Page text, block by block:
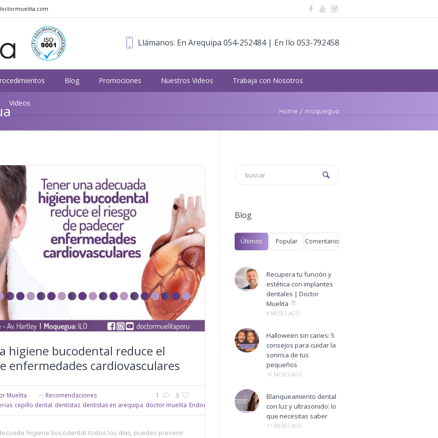
Llámanos: En Arequipa 054-252484 | En Ilo 053-792458
Blog Promociones Nuestros Videos Trabaja con Nosotros
Videos
Home / moquegua
higiene bucodental reduce el
enfermedades cardiovasculares
1 3
Muelita In Recomendaciones
cepillo dental dentistas dentistas en arequipa doctor muelita Endocarditis enfermedades cardiovasculares,enjuague bucal
higiene bucodental todos los días, puedes prevenir
Blog
Últimos Popular Comentarios
Recupera tu función y
estética con implantes
dentales | Doctor
Muelita
9 MESES AGO
Halloween sin caries: 5
consejos para cuidar la
sonrisa de tus
pequeños
10 MESES AGO
Blanqueamiento dental
con luz y ultrasonido: lo
que necesitas saber
11 MESES AGO